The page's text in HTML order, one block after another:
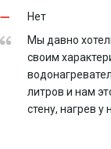
Нет
Мы давно
своим
литров и нам
стену, нагрев